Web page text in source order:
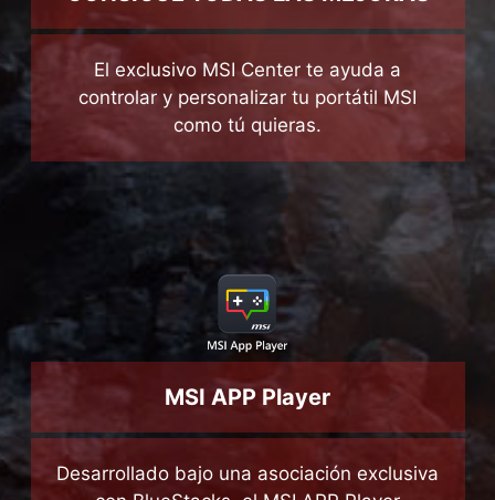
CONSIGUE TODAS LAS MEJORAS
El exclusivo MSI Center te ayuda a
controlar y personalizar tu portátil MSI